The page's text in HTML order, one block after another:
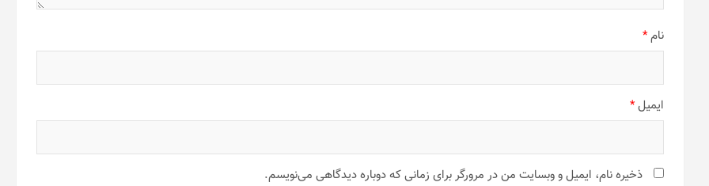
نام*
ایمیل*
ذخیره نام، ایمیل و وبسایت من در مرورگر برای زمانی که دوباره دیدگاهی می‌نویسم.